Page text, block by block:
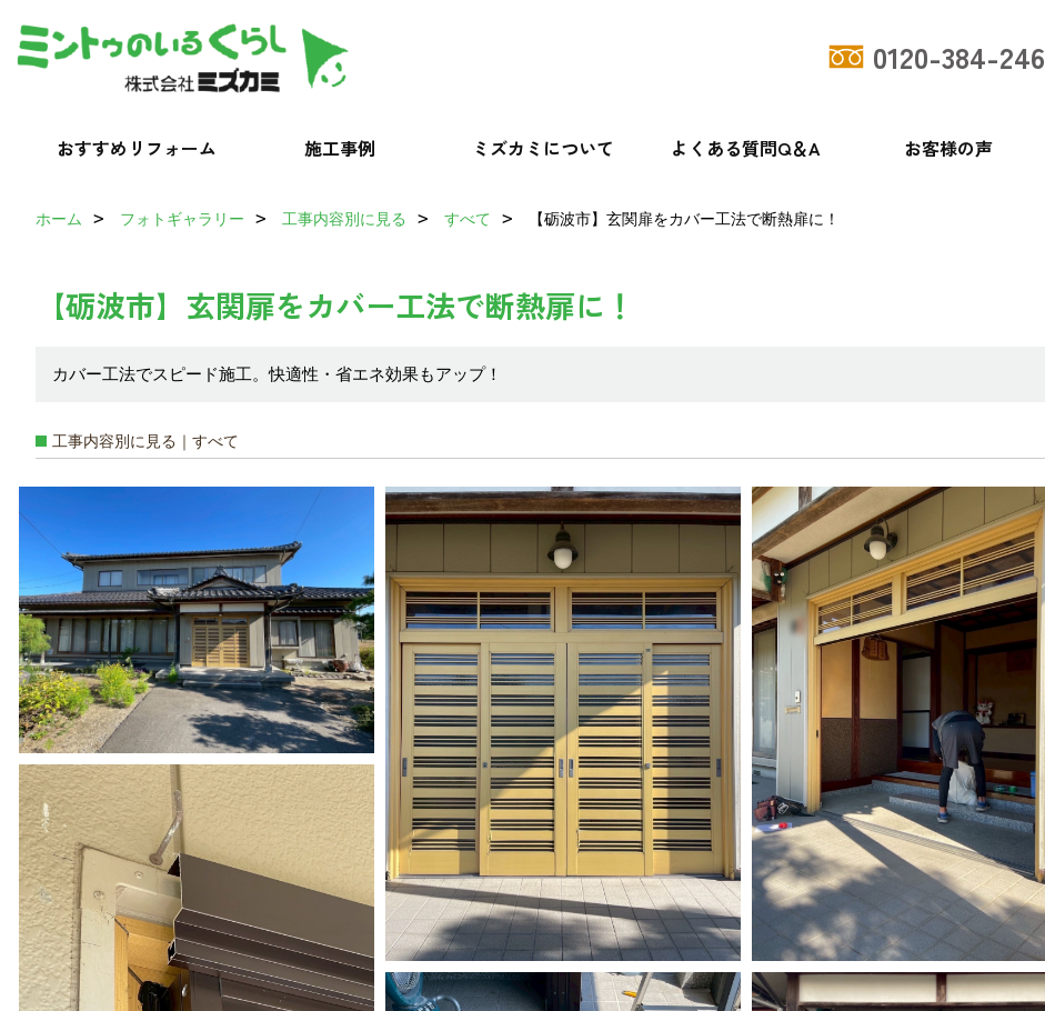
0120-384-246
おすすめリフォーム 施工事例 ミズカミについて よくある質問Q＆A お客様の声
ホーム フォトギャラリー 工事内容別に見る すべて 【砺波市】玄関扉をカバー工法で断熱扉に！
【砺波市】玄関扉をカバー工法で断熱扉に！
カバー工法でスピード施工。快適性・省エネ効果もアップ！
工事内容別に見る｜すべて